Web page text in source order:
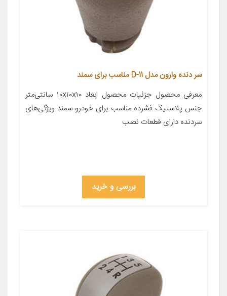
سر دنده وارون مدل D-11 مناسب برای سمند
معرفی محصول جزئیات محصول ابعاد ۱۰x۱۰x۱۰ سانتی‌متر
جنس پلاستیک فشرده مناسب برای خودرو سمند ویژگی‌های
سردنده دارای قطعات نصب
بررسی و خرید